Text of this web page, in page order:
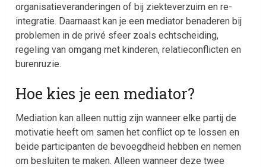
organisatieveranderingen of bij ziekteverzuim en re-
integratie. Daarnaast kan je een mediator benaderen bij
problemen in de privé sfeer zoals echtscheiding,
regeling van omgang met kinderen, relatieconflicten en
burenruzie.
Hoe kies je een mediator?
Mediation kan alleen nuttig zijn wanneer elke partij de
motivatie heeft om samen het conflict op te lossen en
beide participanten de bevoegdheid hebben en nemen
om besluiten te maken. Alleen wanneer deze twee